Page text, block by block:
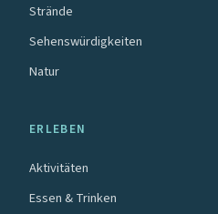
Strände
Sehenswürdigkeiten
Natur
ERLEBEN
Aktivitäten
Essen & Trinken